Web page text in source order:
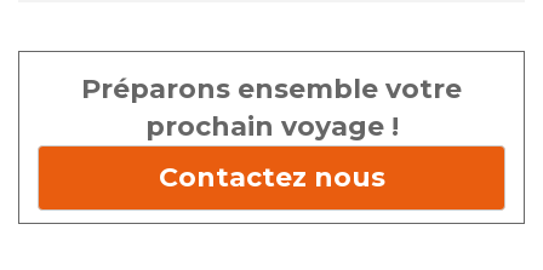
Préparons ensemble votre
prochain voyage !
Contactez nous